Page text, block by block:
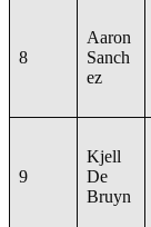
8
Aaron
Sanch
ez
9
Kjell
De
Bruyn